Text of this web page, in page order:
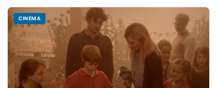
CINEMA